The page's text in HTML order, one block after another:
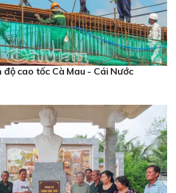
cao tốc Cà Mau - Cái Nước